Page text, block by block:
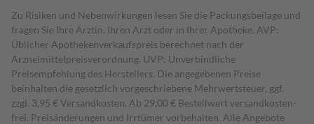
Zu Risiken und Nebenwirkungen lesen Sie die Packungsbeilage und
fragen Sie Ihre Ärztin, Ihren Arzt oder in Ihrer Apotheke. AVP:
Üblicher Apothekenverkaufspreis berechnet nach der
Arzneimittelpreisverordnung. UVP: Unverbindliche
Preisempfehlung des Herstellers. Die angegebenen Preise
beinhalten die gesetzlich vorgeschriebene Mehrwertsteuer, ggf.
zzgl. 3,95 € Versandkosten. Ab 29,00 € Bestell­wert versand­kosten­
frei. Preisänderungen und Irrtümer vorbehalten. Alle Angebote